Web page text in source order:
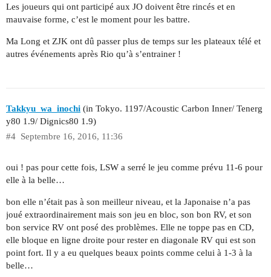
Les joueurs qui ont participé aux JO doivent être rincés et en
mauvaise forme, c’est le moment pour les battre.
Ma Long et ZJK ont dû passer plus de temps sur les plateaux télé et
autres événements après Rio qu’à s’entrainer !
Takkyu_wa_inochi (in Tokyo. 1197/Acoustic Carbon Inner/ Tenerg
y80 1.9/ Dignics80 1.9)
Septembre 16, 2016, 11:36
#4
oui ! pas pour cette fois, LSW a serré le jeu comme prévu 11-6 pour
elle à la belle…
bon elle n’était pas à son meilleur niveau, et la Japonaise n’a pas
joué extraordinairement mais son jeu en bloc, son bon RV, et son
bon service RV ont posé des problèmes. Elle ne toppe pas en CD,
elle bloque en ligne droite pour rester en diagonale RV qui est son
point fort. Il y a eu quelques beaux points comme celui à 1-3 à la
belle…